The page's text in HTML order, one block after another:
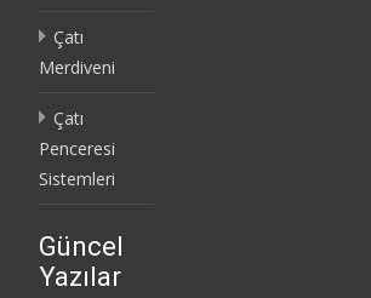
Çatı
Merdiveni
Çatı
Penceresi
Sistemleri
Güncel
Yazılar